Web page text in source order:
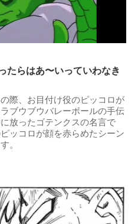
たらはあ〜いっていわなき
際、お目付け役のピッコロが
ブウブウバレーボールの手伝
放ったゴテンクスの名言で
ッコロが顔を赤らめたシーン
。